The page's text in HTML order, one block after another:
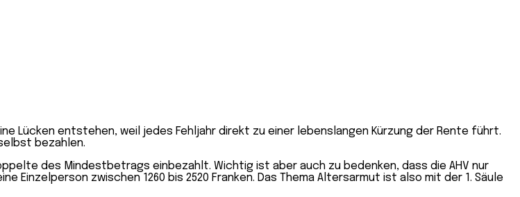
Lücken entstehen, weil jedes Fehljahr direkt zu einer lebenslangen Kürzung der Rente führt.
bezahlen.
des Mindestbetrags einbezahlt. Wichtig ist aber auch zu bedenken, dass die AHV nur
zwischen 1260 bis 2520 Franken. Das Thema Altersarmut ist also mit der 1. Säule